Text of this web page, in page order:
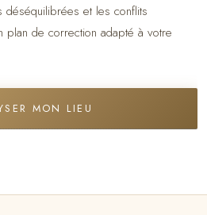
et les conflits
plan de correction adapté à votre
MON LIEU